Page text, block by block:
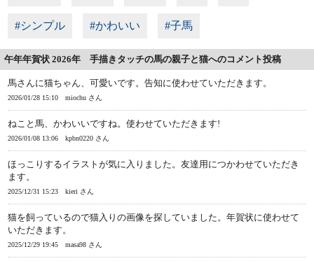
#シンプル #かわいい #子馬
午年年賀状 2026年 手描きタッチの馬の親子と猫へのコメント投稿
馬さんに猫ちゃん、可愛いです。告知に使わせていただきます。
2026/01/28 15:10 miochu さん
ねこと馬、かわいいですね。使わせていただきます!
2026/01/08 13:06 kpbn0220 さん
ほっこりするイラストが気に入りました。友達用につかわせていただき
ます。
2025/12/31 15:23 kieri さん
猫を飼っているので猫入りの画像を探していました。年賀状に使わせて
いただきます。
2025/12/29 19:45 masa98 さん